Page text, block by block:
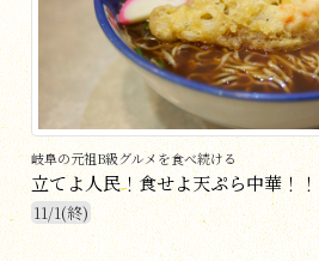
岐阜の元祖B級グルメを食べ続ける
立てよ人民！食せよ天ぷら中華！！
11/1(終)